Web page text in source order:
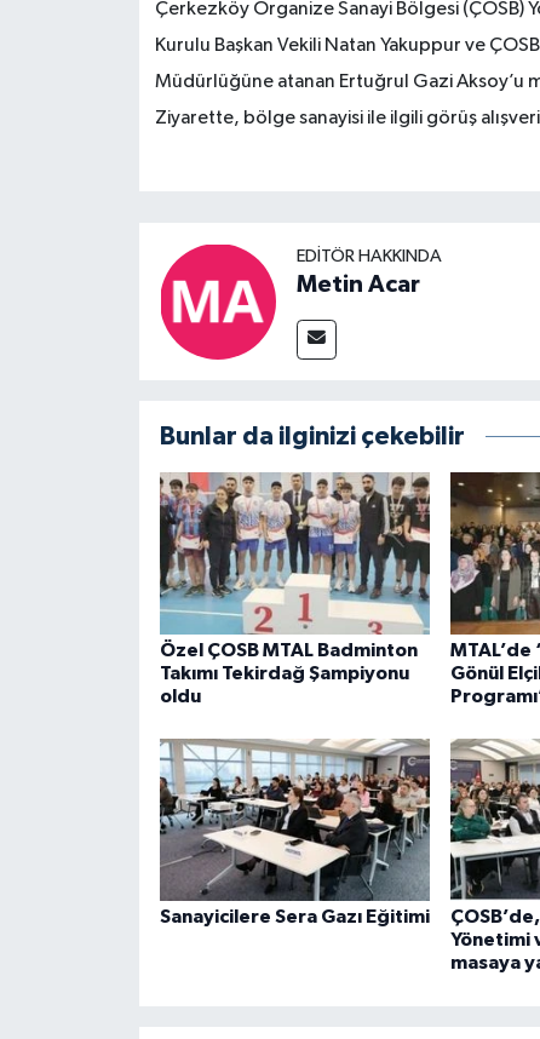
Çerkezköy Organize Sanayi Bölgesi (ÇOSB)
Kurulu Başkan Vekili Natan Yakuppur ve
Müdürlüğüne atanan Ertuğrul Gazi Aksoy’u
Ziyarette, bölge sanayisi ile ilgili görüş
EDITÖR HAKKINDA
Metin Acar
Bunlar da ilginizi çekebilir
Özel ÇOSB MTAL Badminton
Takımı Tekirdağ Şampiyonu
oldu
MTAL’de
Gönül
Sanayicilere Sera Gazı Eğitimi
Yönetimi
masaya